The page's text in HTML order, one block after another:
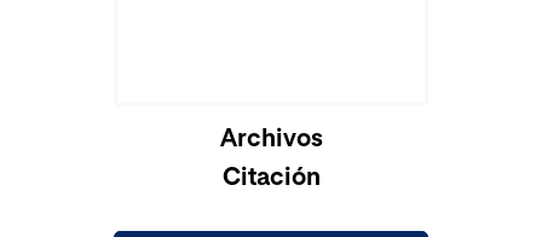
Archivos
Citación